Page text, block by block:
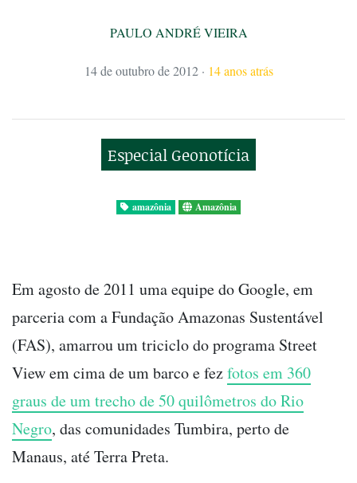
PAULO ANDRÉ VIEIRA
14 de outubro de 2012 · 14 anos atrás
Especial Geonotícia
amazônia Amazônia
Em agosto de 2011 uma equipe do Google, em
parceria com a Fundação Amazonas Sustentável
(FAS), amarrou um triciclo do programa Street
View em cima de um barco e fezfotos em 360
graus de um trecho de 50 quilômetros do Rio
Negro, das comunidades Tumbira, perto de
Manaus, até Terra Preta.